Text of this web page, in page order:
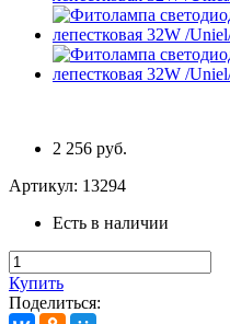
2 256 руб.
Артикул: 13294
Есть в наличии
Купить
Поделиться: